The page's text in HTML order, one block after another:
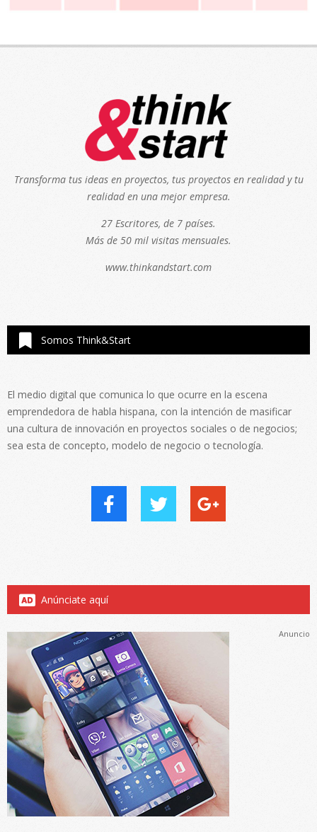
Transforma tus ideas en proyectos, tus proyectos en realidad y tu
realidad en una mejor empresa.
27 Escritores, de 7 países.
Más de 50 mil visitas mensuales.
www.thinkandstart.com
Somos Think&Start
El medio digital que comunica lo que ocurre en la escena
emprendedora de habla hispana, con la intención de masificar
una cultura de innovación en proyectos sociales o de negocios;
sea esta de concepto, modelo de negocio o tecnología.
Anúnciate aquí
Anuncio